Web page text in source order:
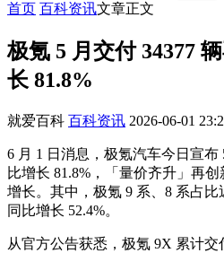
首页 百科资讯文章正文
极氪 5 月交付 34377
长 81.8%
就爱百科 百科资讯 2026-06-01
6 月 1 日消息，极氪汽车今日宣布
比增长 81.8%，「量价齐升」再
增长。其中，极氪 9 系、 8 系占比
同比增长 52.4%。
从官方公告获悉，极氪 9X 累计